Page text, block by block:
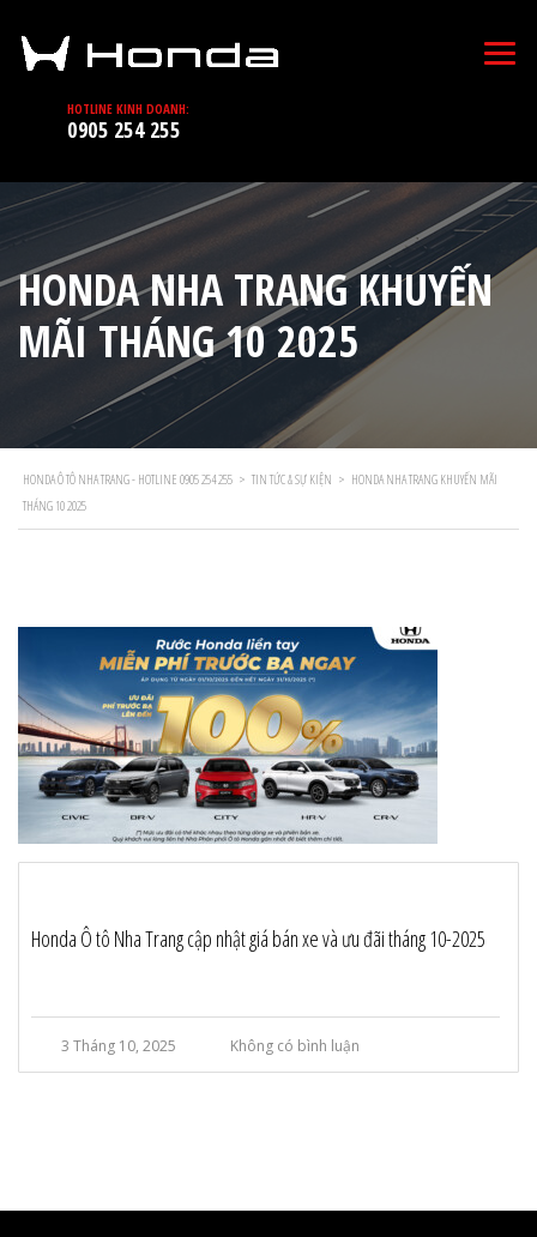
HOTLINE KINH DOANH:
0905 254 255
HONDA NHA TRANG KHUYẾN
MÃI THÁNG 10 2025
HONDA Ô TÔ NHA TRANG - HOTLINE 0905 254 255 > TIN TỨC & SỰ KIỆN > HONDA NHA TRANG KHUYẾN MÃI
THÁNG 10 2025
Honda Ô tô Nha Trang cập nhật giá bán xe và ưu đãi tháng 10-2025
3 Tháng 10, 2025 Không có bình luận